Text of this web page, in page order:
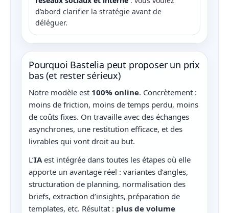
d’abord clarifier la stratégie avant de
déléguer.
Pourquoi Bastelia peut proposer un prix
bas (et rester sérieux)
Notre modèle est 100% online. Concrètement :
moins de friction, moins de temps perdu, moins
de coûts fixes. On travaille avec des échanges
asynchrones, une restitution efficace, et des
livrables qui vont droit au but.
L’IAest intégrée dans toutes les étapes où elle
apporte un avantage réel : variantes d’angles,
structuration de planning, normalisation des
briefs, extraction d’insights, préparation de
templates, etc. Résultat : plus de volume